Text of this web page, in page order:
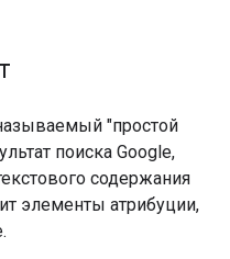
"простой
поиска Google,
содержания
элементы атрибуции,